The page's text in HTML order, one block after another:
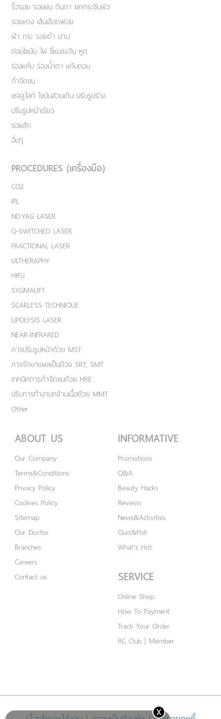
x
ริ้วรอย รอยย่น ตีนกา ยกกระชับผิว
รอยแดง เส้นเลือดฟอย
ฝ้า กระ รอยดำ ปาน
ต่อมไขมัน ไฝ ขี้แมลงวัน หูด
ร่องแก้ม ร่องน้ำตา แก้มตอบ
กำจัดขน
เชลลูไลท์ ไขมันส่วนเกิน ปรับรูปร่าง
ปรับรูปหน้าเรียว
รอยสัก
อื่นๆ
PROCEDURES (เครื่องมือ)
CO2
IPL
ND:YAG LASER
Q-SWITCHED LASER
FRACTIONAL LASER
ULTHERAPHY
HIFU
SYGMALIFT
SCARLESS TECHNIQUE
LIPOLYSIS LASER
NEAR-INFRARED
การปรับรูปหน้าด้วย MST
การรักษาแผลเป็นด้วย SRT, SMT
เทคนิคการกำจัดขนด้วย HRE
ปรับการทำงานกล้ามเนื้อด้วย MMT
Other
ABOUT US
Our Company
Terms&Conditions
Privacy Policy
Cookies Policy
Sitemap
Our Doctor
Branches
Careers
Contact us
INFORMATIVE
Promotions
Q&A
Beauty Hacks
Reviews
News&Activities
Quiz&Poll
What's Hot
SERVICE
Online Shop
How To Payment
Track Your Order
RC Club | Member